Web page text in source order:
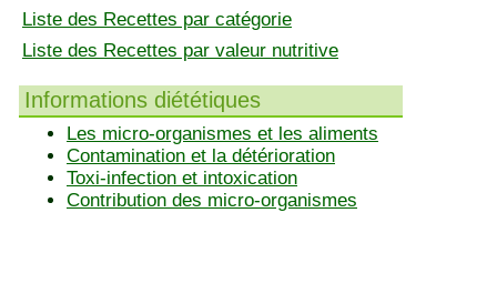
Liste des Recettes par catégorie
Liste des Recettes par valeur nutritive
Informations diététiques
Les micro-organismes et les aliments
Contamination et la détérioration
Toxi-infection et intoxication
Contribution des micro-organismes